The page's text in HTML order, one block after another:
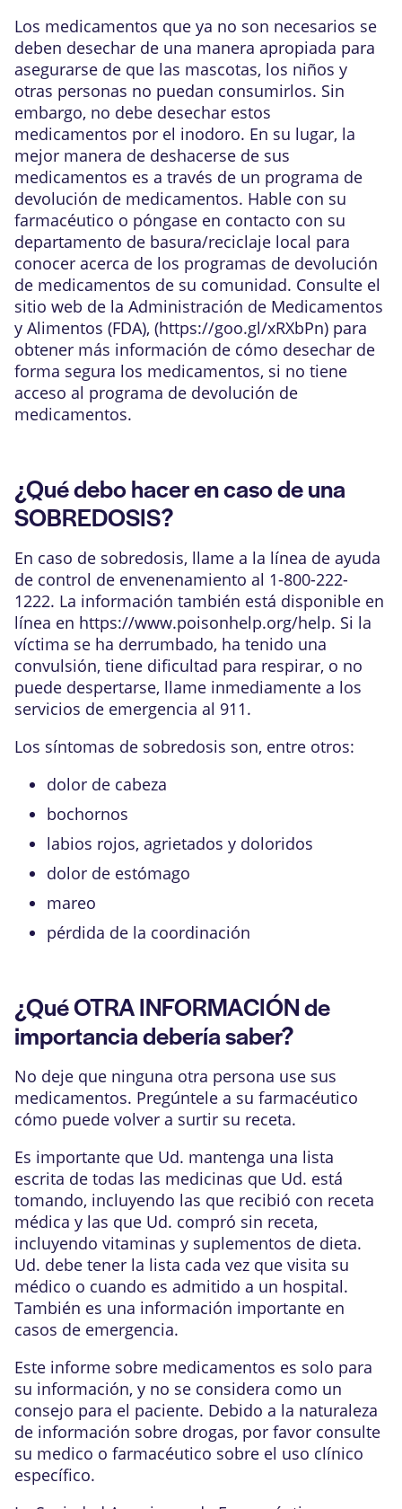
Los medicamentos que ya no son necesarios se
deben desechar de una manera apropiada para
asegurarse de que las mascotas, los niños y
otras personas no puedan consumirlos. Sin
embargo, no debe desechar estos
medicamentos por el inodoro. En su lugar, la
mejor manera de deshacerse de sus
medicamentos es a través de un programa de
devolución de medicamentos. Hable con su
farmacéutico o póngase en contacto con su
departamento de basura/reciclaje local para
conocer acerca de los programas de devolución
de medicamentos de su comunidad. Consulte el
sitio web de la Administración de Medicamentos
y Alimentos (FDA), (https://goo.gl/xRXbPn) para
obtener más información de cómo desechar de
forma segura los medicamentos, si no tiene
acceso al programa de devolución de
medicamentos.
¿Qué debo hacer en caso de una
SOBREDOSIS?
En caso de sobredosis, llame a la línea de ayuda
de control de envenenamiento al 1-800-222-
1222. La información también está disponible en
línea en https://www.poisonhelp.org/help. Si la
víctima se ha derrumbado, ha tenido una
convulsión, tiene dificultad para respirar, o no
puede despertarse, llame inmediamente a los
servicios de emergencia al 911.
Los síntomas de sobredosis son, entre otros:
dolor de cabeza
bochornos
labios rojos, agrietados y doloridos
dolor de estómago
mareo
pérdida de la coordinación
¿Qué OTRA INFORMACIÓN de
importancia debería saber?
No deje que ninguna otra persona use sus
medicamentos. Pregúntele a su farmacéutico
cómo puede volver a surtir su receta.
Es importante que Ud. mantenga una lista
escrita de todas las medicinas que Ud. está
tomando, incluyendo las que recibió con receta
médica y las que Ud. compró sin receta,
incluyendo vitaminas y suplementos de dieta.
Ud. debe tener la lista cada vez que visita su
médico o cuando es admitido a un hospital.
También es una información importante en
casos de emergencia.
Este informe sobre medicamentos es solo para
su información, y no se considera como un
consejo para el paciente. Debido a la naturaleza
de información sobre drogas, por favor consulte
su medico o farmacéutico sobre el uso clínico
específico.